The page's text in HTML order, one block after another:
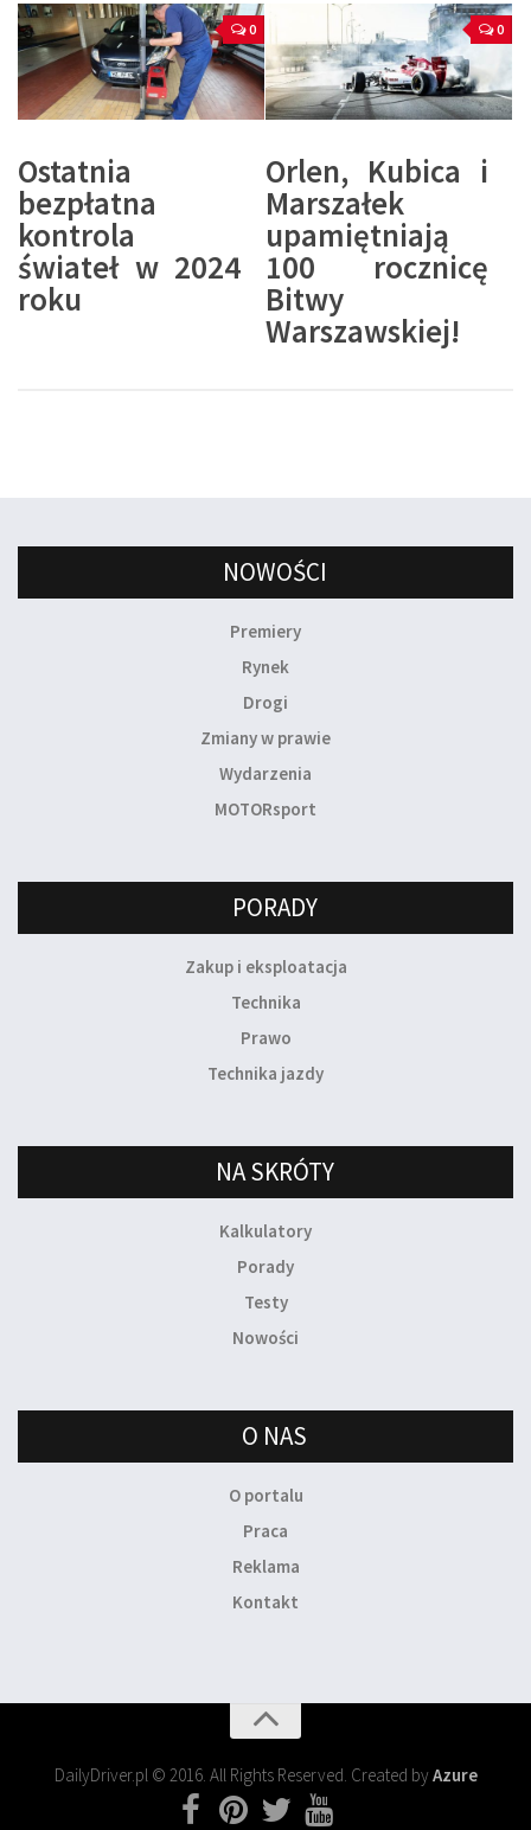
0
Ostatnia
bezpłatna
kontrola
świateł w 2024
roku
0
Orlen, Kubica i
Marszałek
upamiętniają
100 rocznicę
Bitwy
Warszawskiej!
NOWOŚCI
Premiery
Rynek
Drogi
Zmiany w prawie
Wydarzenia
MOTORsport
PORADY
Zakup i eksploatacja
Technika
Prawo
Technika jazdy
NA SKRÓTY
Kalkulatory
Porady
Testy
Nowości
O NAS
O portalu
Praca
Reklama
Kontakt
DailyDriver.pl © 2016. All Rights Reserved. Created byAzure